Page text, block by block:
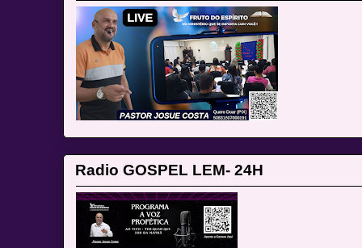
Radio GOSPEL LEM- 24H